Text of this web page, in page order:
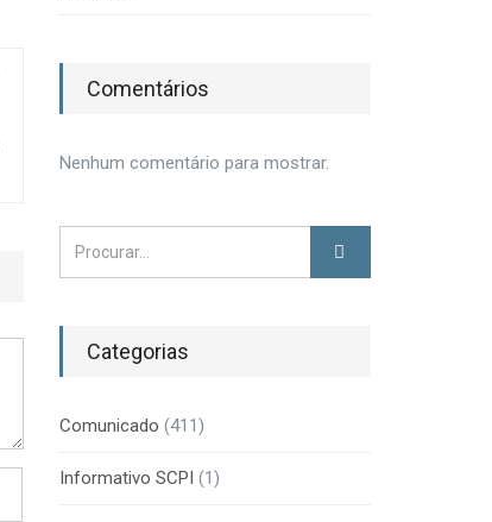
Comentários
Nenhum comentário para mostrar.
Categorias
Comunicado (411)
Informativo SCPI (1)